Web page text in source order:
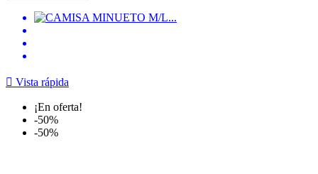
 Vista rápida
¡En oferta!
-50%
-50%